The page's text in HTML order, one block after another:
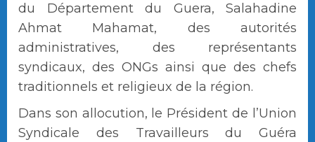
du Département du Guera, Salahadine
Ahmat Mahamat, des autorités
administratives, des représentants
syndicaux, des ONGs ainsi que des chefs
traditionnels et religieux de la région.
Dans son allocution, le Président de l’Union
Syndicale des Travailleurs du Guéra